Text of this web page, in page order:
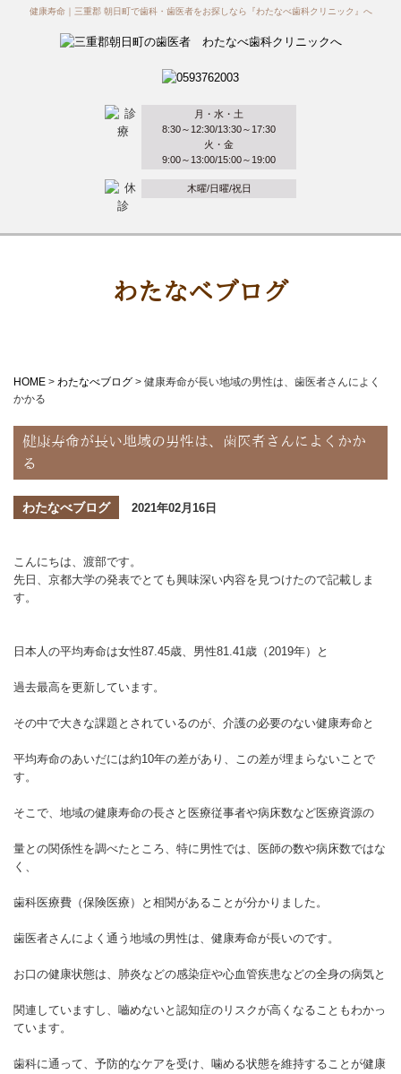
健康寿命｜三重郡 朝日町で歯科・歯医者をお探しなら『わたなべ歯科クリニック』へ
月・水・土
8:30～12:30/13:30～17:30
火・金
9:00～13:00/15:00～19:00
木曜/日曜/祝日
わたなべブログ
HOME > わたなべブログ > 健康寿命が長い地域の男性は、歯医者さんによく
かかる
健康寿命が長い地域の男性は、歯医者さんによくかか
る
わたなべブログ 2021年02月16日
こんにちは、渡部です。
先日、京都大学の発表でとても興味深い内容を見つけたので記載しま
す。
日本人の平均寿命は女性87.45歳、男性81.41歳（2019年）と
過去最高を更新しています。
その中で大きな課題とされているのが、介護の必要のない健康寿命と
平均寿命のあいだには約10年の差があり、この差が埋まらないことで
す。
そこで、地域の健康寿命の長さと医療従事者や病床数など医療資源の
量との関係性を調べたところ、特に男性では、医師の数や病床数ではな
く、
歯科医療費（保険医療）と相関があることが分かりました。
歯医者さんによく通う地域の男性は、健康寿命が長いのです。
お口の健康状態は、肺炎などの感染症や心血管疾患などの全身の病気と
関連していますし、嚙めないと認知症のリスクが高くなることもわかっ
ています。
歯科に通って、予防的なケアを受け、噛める状態を維持することが健康